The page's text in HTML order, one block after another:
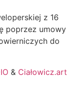
z 16
poprzez umowy
do
& Ciałowicz.art